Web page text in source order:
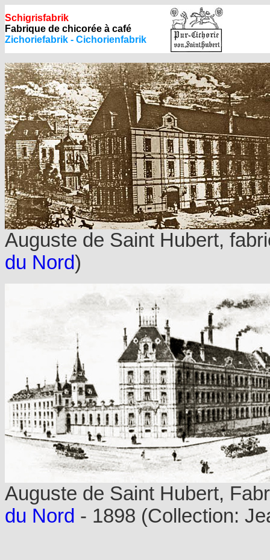
Schigrisfabrik
Fabrique de chicorée à café
Zichoriefabrik - Cichorienfabrik
Auguste de Saint Hubert,
du Nord)
Auguste de Saint Hubert,
du Nord - 1898 (Collection: